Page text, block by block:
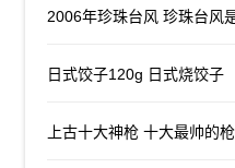
2006年珍珠台风 珍珠台风
日式饺子120g 日式烧饺子
上古十大神枪 十大最帅的